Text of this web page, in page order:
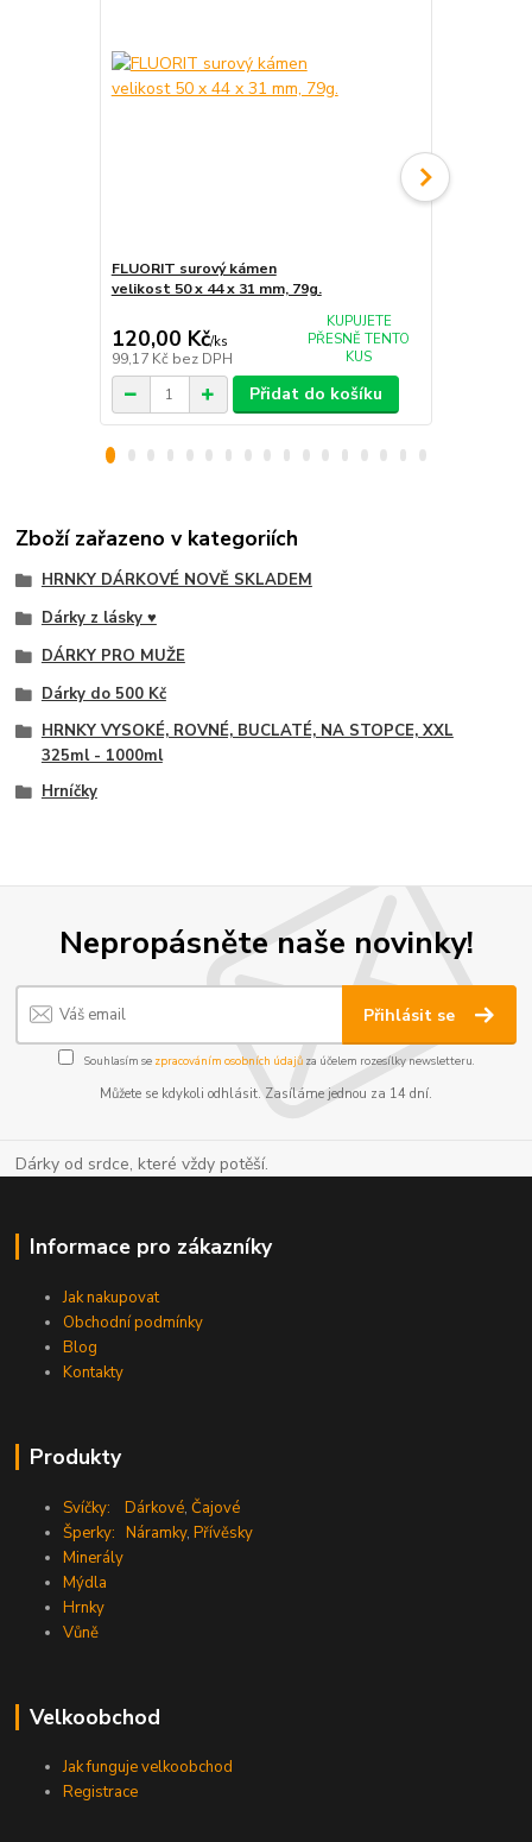
FLUORIT surový kámen
velikost 50 x 44 x 31 mm, 79g.
120,00 Kč/ks
99,17 Kč bez DPH
KUPUJETE
PŘESNĚ TENTO
KUS
Přidat do košíku
Zboží zařazeno v kategoriích
HRNKY DÁRKOVÉ NOVĚ SKLADEM
Dárky z lásky ♥
DÁRKY PRO MUŽE
Dárky do 500 Kč
HRNKY VYSOKÉ, ROVNÉ, BUCLATÉ, NA STOPCE, XXL
325ml - 1000ml
Hrníčky
Nepropásněte naše novinky!
Přihlásit se
Souhlasím se zpracováním osobních údajůza účelem rozesílky newsletteru.
Můžete se kdykoli odhlásit. Zasíláme jednou za 14 dní.
Dárky od srdce, které vždy potěší.
Informace pro zákazníky
Jak nakupovat
Obchodní podmínky
Blog
Kontakty
Produkty
Svíčky: Dárkové,Čajové
Šperky: Náramky,Přívěsky
Minerály
Mýdla
Hrnky
Vůně
Velkoobchod
Jak funguje velkoobchod
Registrace